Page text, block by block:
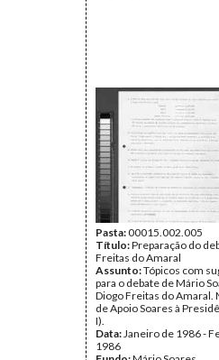
Pasta:00015.002.005
Título:Preparação do
Freitas do Amaral
Assunto:Tópicos com
para o debate de Mário
Diogo Freitas do
de Apoio Soares à
I).
Data:Janeiro de 1986 -
1986